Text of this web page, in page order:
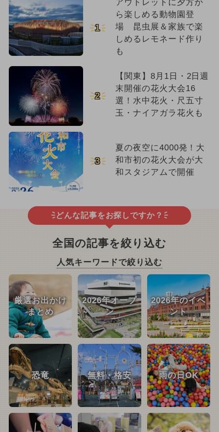
1
アウトレットに夕方か
ら楽しめる動物園登
場 昆虫展＆家族で楽
しめるレモネード作り
も
2
【関東】8月1日・2日週
末開催の花火大会16
選！水中花火・尺五寸
玉・ナイアガラ花火も
3
夏の夜空に4000発！大
和市初の花火大会が大
和スタジアムで開催
どんな記事をお探しですか？
全国の記事を絞り込む
人気キーワードで絞り込む
厳選お出かけ
まとめ
2026年オープ
ン
2026年のイベ
ント
恐竜 無料・格安 雨の日OK